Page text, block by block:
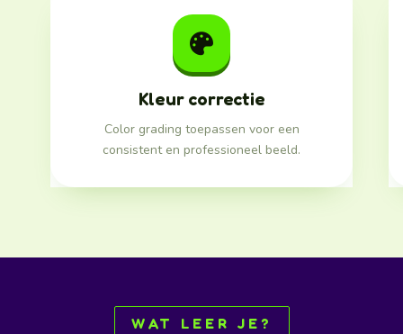
Kleur correctie
Color grading toepassen voor een
consistent en professioneel beeld.
WAT LEER JE?